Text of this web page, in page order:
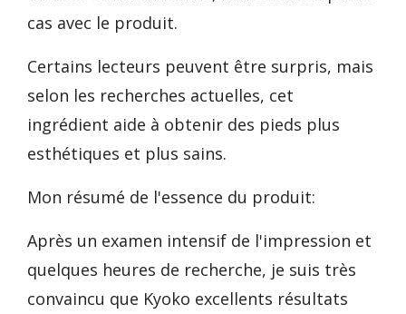
cas avec le produit.
Certains lecteurs peuvent être surpris, mais
selon les recherches actuelles, cet
ingrédient aide à obtenir des pieds plus
esthétiques et plus sains.
Mon résumé de l'essence du produit:
Après un examen intensif de l'impression et
quelques heures de recherche, je suis très
convaincu que Kyoko excellents résultats